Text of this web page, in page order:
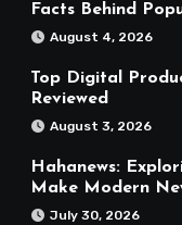
Facts Behind
August 4, 2026
Top Digital
Reviewed
August 3, 2026
Hahanews:
Make Modern
July 30, 2026